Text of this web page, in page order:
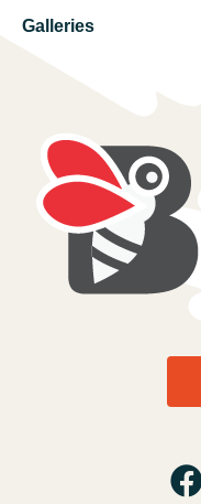
Galleries